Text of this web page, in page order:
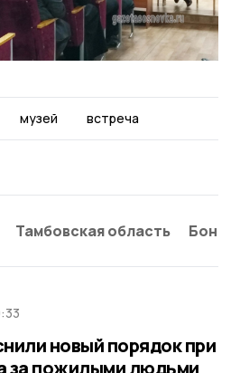
музей встреча
Тамбовская область
новый порядок при
за пожилыми людьми